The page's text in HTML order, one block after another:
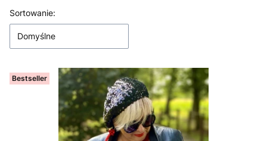
Lista produktów
Sortowanie:
Domyślne
Bestseller